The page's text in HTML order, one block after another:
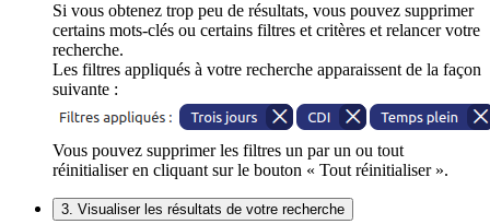
Si vous obtenez trop peu de résultats, vous pouvez supprimer
certains mots-clés ou certains filtres et critères et relancer votre
recherche.
Les filtres appliqués à votre recherche apparaissent de la façon
suivante :
Vous pouvez supprimer les filtres un par un ou tout
réinitialiser en cliquant sur le bouton « Tout réinitialiser ».
3. Visualiser les résultats de votre recherche